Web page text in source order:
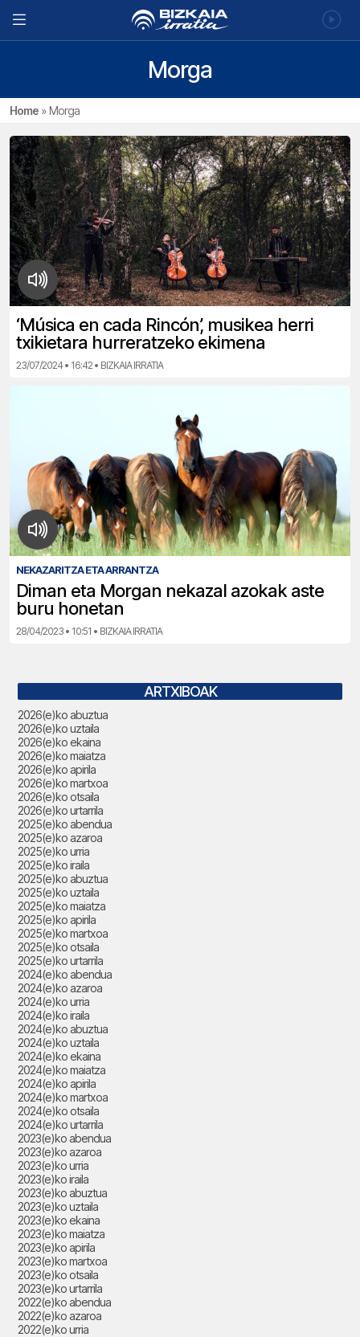
Morga
Home »Morga
‘Música en cada Rincón’, musikea herri
txikietara hurreratzeko ekimena
23/07/2024 • 16:42 • BIZKAIA IRRATIA
NEKAZARITZA ETA ARRANTZA
Diman eta Morgan nekazal azokak aste
buru honetan
28/04/2023 • 10:51 • BIZKAIA IRRATIA
ARTXIBOAK
2026(e)ko abuztua
2026(e)ko uztaila
2026(e)ko ekaina
2026(e)ko maiatza
2026(e)ko apirila
2026(e)ko martxoa
2026(e)ko otsaila
2026(e)ko urtarrila
2025(e)ko abendua
2025(e)ko azaroa
2025(e)ko urria
2025(e)ko iraila
2025(e)ko abuztua
2025(e)ko uztaila
2025(e)ko maiatza
2025(e)ko apirila
2025(e)ko martxoa
2025(e)ko otsaila
2025(e)ko urtarrila
2024(e)ko abendua
2024(e)ko azaroa
2024(e)ko urria
2024(e)ko iraila
2024(e)ko abuztua
2024(e)ko uztaila
2024(e)ko ekaina
2024(e)ko maiatza
2024(e)ko apirila
2024(e)ko martxoa
2024(e)ko otsaila
2024(e)ko urtarrila
2023(e)ko abendua
2023(e)ko azaroa
2023(e)ko urria
2023(e)ko iraila
2023(e)ko abuztua
2023(e)ko uztaila
2023(e)ko ekaina
2023(e)ko maiatza
2023(e)ko apirila
2023(e)ko martxoa
2023(e)ko otsaila
2023(e)ko urtarrila
2022(e)ko abendua
2022(e)ko azaroa
2022(e)ko urria